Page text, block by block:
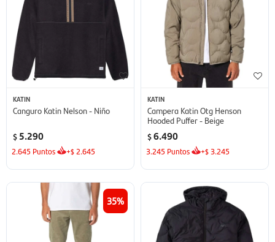
KATIN
Canguro Katin Nelson - Niño
$ 5.290
2.645 Puntos +$ 2.645
KATIN
Campera Katin Otg Henson
Hooded Puffer - Beige
$6.490
3.245 Puntos +$ 3.245
35